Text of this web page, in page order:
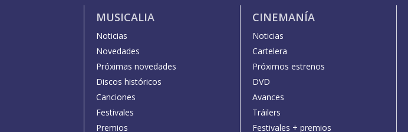
MUSICALIA
Noticias
Novedades
Próximas novedades
Discos históricos
Canciones
Festivales
Premios
CINEMANÍA
Noticias
Cartelera
Próximos estrenos
DVD
Avances
Tráilers
Festivales + premios